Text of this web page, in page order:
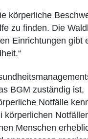
körperliche
zu finden. Die
Einrichtungen gibt
BGM zuständig ist,
Notfälle
körperlichen
Menschen